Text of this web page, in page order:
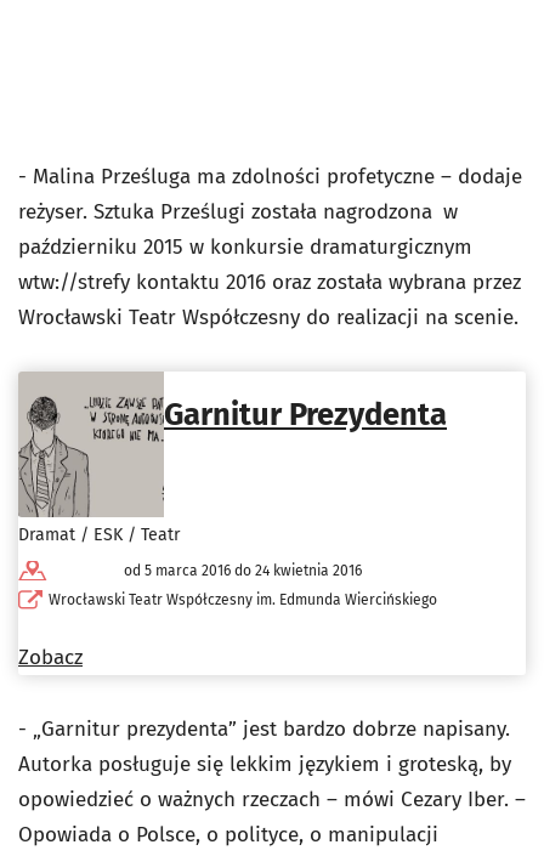
- Malina Prześluga ma zdolności profetyczne – dodaje
reżyser. Sztuka Prześlugi została nagrodzona w
październiku 2015 w konkursie dramaturgicznym
wtw://strefy kontaktu 2016 oraz została wybrana przez
Wrocławski Teatr Współczesny do realizacji na scenie.
Garnitur Prezydenta
Dramat / ESK / Teatr
od 5 marca 2016 do 24 kwietnia 2016
Wrocławski Teatr Współczesny im. Edmunda Wiercińskiego
Zobacz
- „Garnitur prezydenta” jest bardzo dobrze napisany.
Autorka posługuje się lekkim językiem i groteską, by
opowiedzieć o ważnych rzeczach – mówi Cezary Iber. –
Opowiada o Polsce, o polityce, o manipulacji